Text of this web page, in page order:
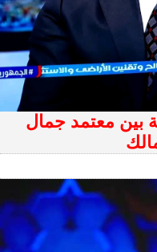
بين معتمد جمال